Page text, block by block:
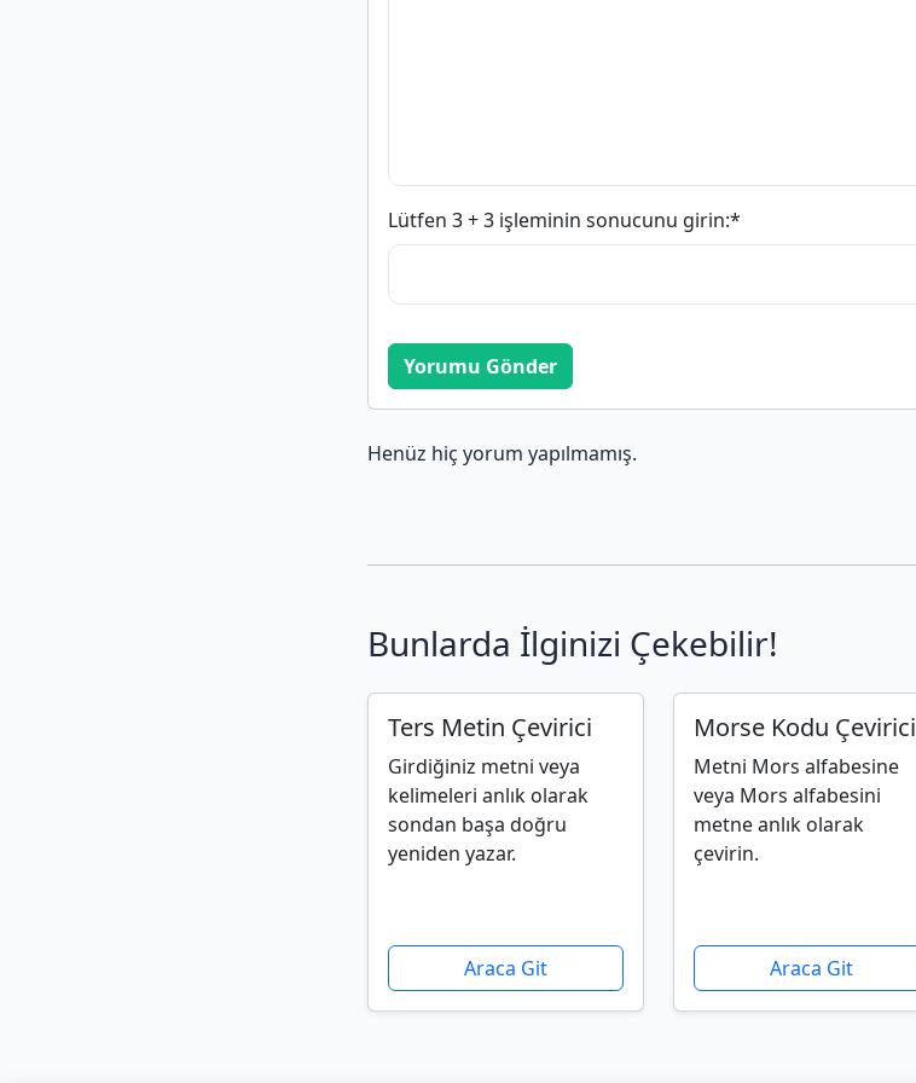
Lütfen 3 + 3 işleminin sonucunu girin:*
Yorumu Gönder
Henüz hiç yorum yapılmamış.
Bunlarda İlginizi Çekebilir!
Ters Metin Çevirici
Girdiğiniz metni veya
kelimeleri anlık olarak
sondan başa doğru
yeniden yazar.
Araca Git
Morse Kodu Çevirici
Metni Mors alfabesine
veya Mors alfabesini
metne anlık olarak
çevirin.
Araca Git